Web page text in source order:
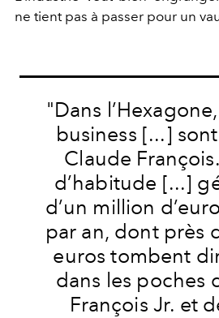
ne tient pas à passer pour un
"Dans
business [...]
Claude
d’habitude [...]
d’un million
par an, dont près
euros tombent
dans les poches
François Jr. et